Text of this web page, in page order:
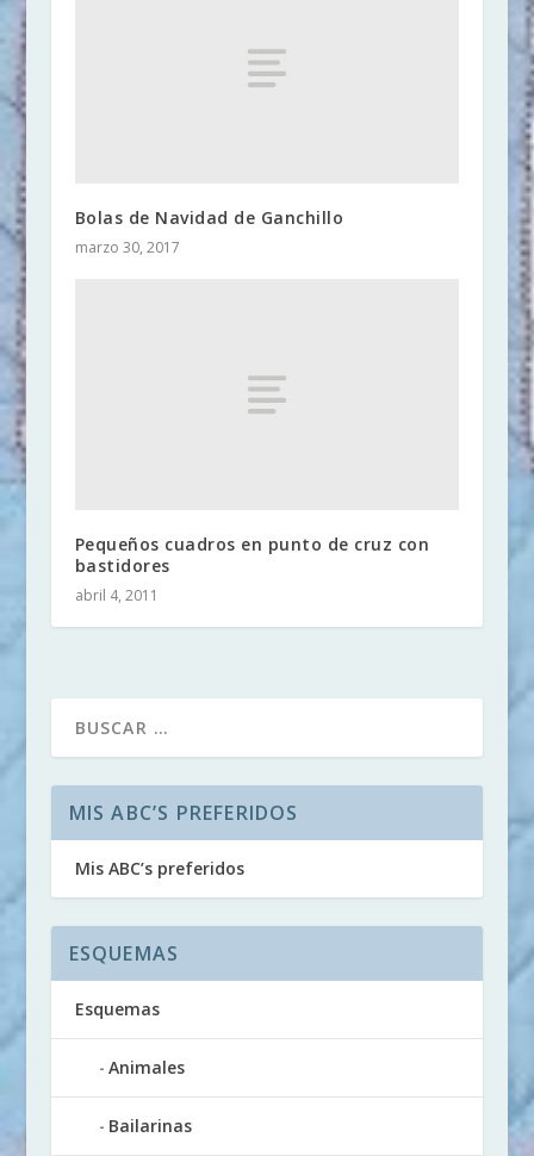
Bolas de Navidad de Ganchillo
marzo 30, 2017
Pequeños cuadros en punto de cruz con
bastidores
abril 4, 2011
MIS ABC’S PREFERIDOS
Mis ABC’s preferidos
ESQUEMAS
Esquemas
Animales
Bailarinas